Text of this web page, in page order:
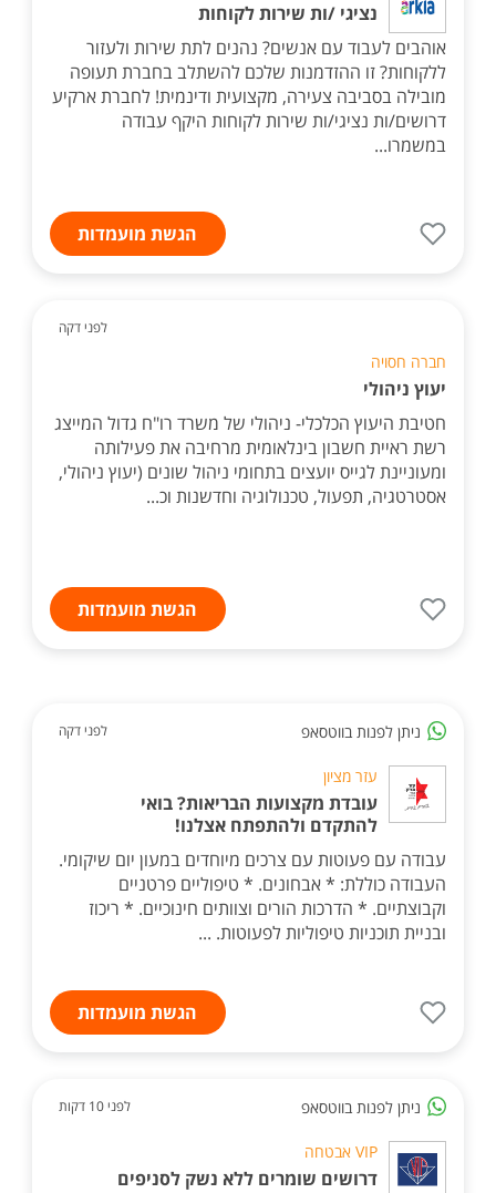
נציגי /ות שירות לקוחות
אוהבים לעבוד עם אנשים? נהנים לתת שירות ולעזור
ללקוחות? זו ההזדמנות שלכם להשתלב בחברת תעופה
מובילה בסביבה צעירה, מקצועית ודינמית! לחברת ארקיע
דרושים/ות נציגי/ות שירות לקוחות היקף עבודה
במשמרו...
הגשת מועמדות
לפני דקה
חברה חסויה
יעוץ ניהולי
חטיבת היעוץ הכלכלי- ניהולי של משרד רו"ח גדול המייצג
רשת ראיית חשבון בינלאומית מרחיבה את פעילותה
ומעוניינת לגייס יועצים בתחומי ניהול שונים (יעוץ ניהולי,
אסטרטגיה, תפעול, טכנולוגיה וחדשנות וכ...
הגשת מועמדות
ניתן לפנות בווטסאפ לפני דקה
עזר מציון
עובדת מקצועות הבריאות? בואי
להתקדם ולהתפתח אצלנו!
עבודה עם פעוטות עם צרכים מיוחדים במעון יום שיקומי.
העבודה כוללת: * אבחונים. * טיפוליים פרטניים
וקבוצתיים. * הדרכות הורים וצוותים חינוכיים. * ריכוז
ובניית תוכניות טיפוליות לפעוטות. ...
הגשת מועמדות
ניתן לפנות בווטסאפ לפני 10 דקות
VIP אבטחה
דרושים שומרים ללא נשק לסניפים